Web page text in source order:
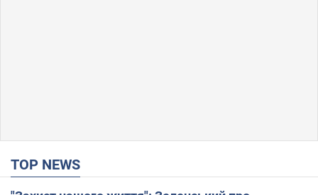
TOP NEWS